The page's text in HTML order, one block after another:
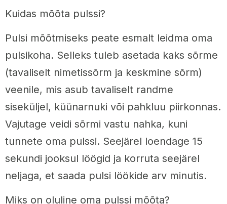
Kuidas mõõta pulssi?
Pulsi mõõtmiseks peate esmalt leidma oma
pulsikoha. Selleks tuleb asetada kaks sõrme
(tavaliselt nimetissõrm ja keskmine sõrm)
veenile, mis asub tavaliselt randme
siseküljel, küünarnuki või pahkluu piirkonnas.
Vajutage veidi sõrmi vastu nahka, kuni
tunnete oma pulssi. Seejärel loendage 15
sekundi jooksul löögid ja korruta seejärel
neljaga, et saada pulsi löökide arv minutis.
Miks on oluline oma pulssi mõõta?